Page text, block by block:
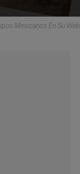
Mexicanos En Su Web